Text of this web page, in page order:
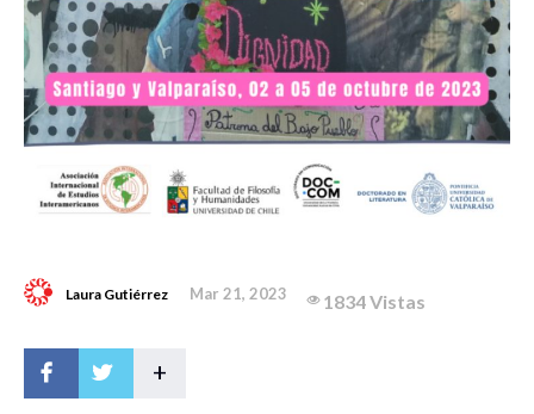
Laura Gutiérrez Mar 21, 2023 1834 Vistas
+